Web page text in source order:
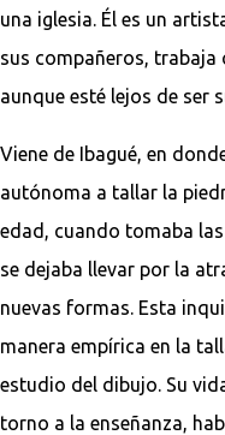
una iglesia. Él es un
sus compañeros, trabaja
aunque esté lejos de ser
Viene de Ibagué, en
autónoma a tallar la
edad, cuando tomaba
se dejaba llevar por la
nuevas formas. Esta
manera empírica en la
estudio del dibujo. Su
torno a la enseñanza,